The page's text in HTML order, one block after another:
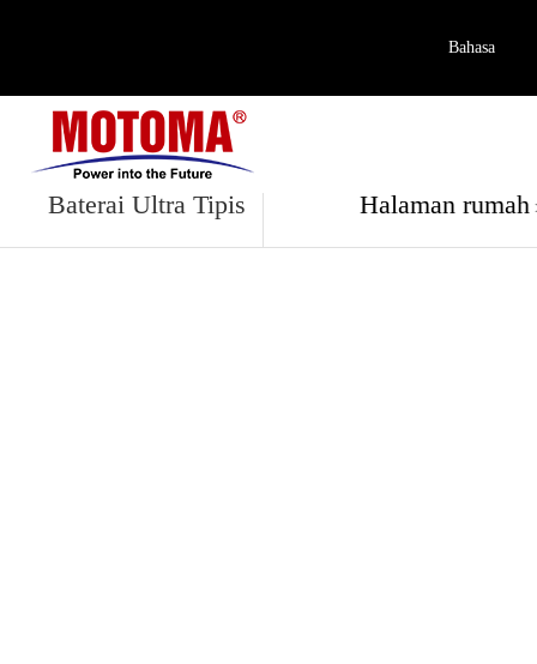
Bahasa
Produk
Baterai Ultra Tipis Halaman rumah